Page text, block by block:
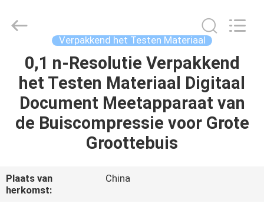
HUIS
PRODUCTEN
ONGEVEER
ONS
Technology
Reserved.
Verpakkend het Testen Materiaal
0,1 n-Resolutie Verpakkend
het Testen Materiaal Digitaal
Document Meetapparaat van
de Buiscompressie voor Grote
Groottebuis
Plaats van
herkomst:
China